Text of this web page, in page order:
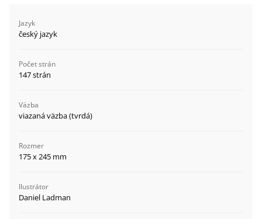
Jazyk
český jazyk
Počet strán
147 strán
Väzba
viazaná väzba (tvrdá)
Rozmer
175 x 245 mm
Ilustrátor
Daniel Ladman